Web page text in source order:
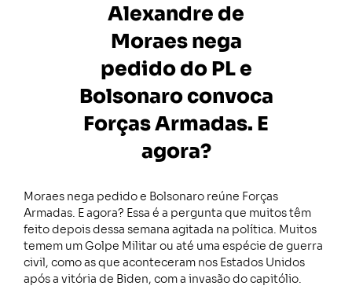
Alexandre de
Moraes nega
pedido do PL e
Bolsonaro convoca
Forças Armadas. E
agora?
Moraes nega pedido e Bolsonaro reúne Forças
Armadas. E agora? Essa é a pergunta que muitos têm
feito depois dessa semana agitada na política. Muitos
temem um Golpe Militar ou até uma espécie de guerra
civil, como as que aconteceram nos Estados Unidos
após a vitória de Biden, com a invasão do capitólio.